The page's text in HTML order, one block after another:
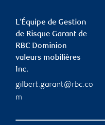
L'Équipe de Gestion
de Risque Garant de
RBC Dominion
valeurs mobilières
Inc.
gilbert.garant@rbc.co
m